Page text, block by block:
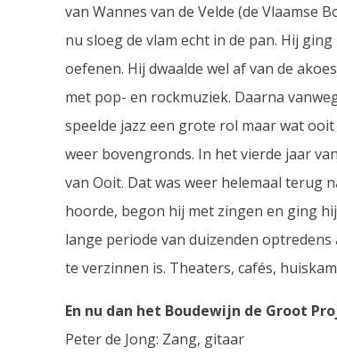
van Wannes van de Velde (de Vlaamse
nu sloeg de vlam echt in de pan. Hij
oefenen. Hij dwaalde wel af van de
met pop- en rockmuziek. Daarna
speelde jazz een grote rol maar wat
weer bovengronds. In het vierde jaar
van Ooit. Dat was weer helemaal terug
hoorde, begon hij met zingen en ging
lange periode van duizenden
te verzinnen is. Theaters, cafés,
En nu dan het Boudewijn de Groot
Peter de Jong: Zang, gitaar